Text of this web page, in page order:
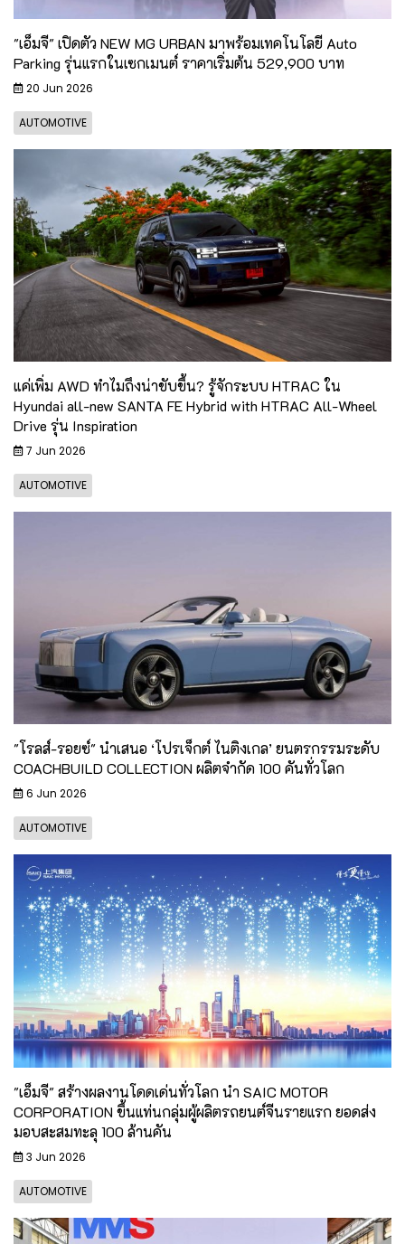
"เอ็มจี" เปิดตัว NEW MG URBAN มาพร้อมเทคโนโลยี Auto
Parking รุ่นแรกในเซกเมนต์ ราคาเริ่มต้น 529,900 บาท
20 Jun 2026
AUTOMOTIVE
แค่เพิ่ม AWD ทำไมถึงน่าขับขึ้น? รู้จักระบบ HTRAC ใน
Hyundai all-new SANTA FE Hybrid with HTRAC All-Wheel
Drive รุ่น Inspiration
7 Jun 2026
AUTOMOTIVE
"โรลส์-รอยซ์" นำเสนอ ‘โปรเจ็กต์ ไนติงเกล’ ยนตรกรรมระดับ
COACHBUILD COLLECTION ผลิตจำกัด 100 คันทั่วโลก
6 Jun 2026
AUTOMOTIVE
"เอ็มจี" สร้างผลงานโดดเด่นทั่วโลก นำ SAIC MOTOR
CORPORATION ขึ้นแท่นกลุ่มผู้ผลิตรถยนต์จีนรายแรก ยอดส่ง
มอบสะสมทะลุ 100 ล้านคัน
3 Jun 2026
AUTOMOTIVE